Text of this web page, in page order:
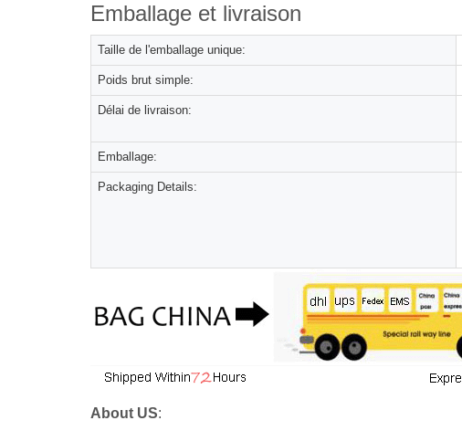
Emballage et livraison
Taille de l'emballage unique:
Poids brut simple:
Délai de livraison:
Emballage:
Packaging Details:
About US: